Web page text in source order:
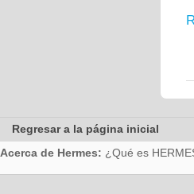
Regresar a la página inicial
Acerca de Hermes: ¿Qué es